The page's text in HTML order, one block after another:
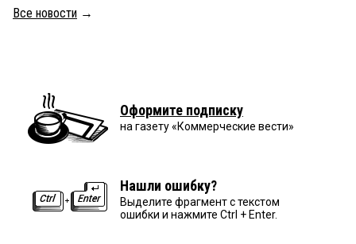
Все новости →
Оформите подписку
на газету «Коммерческие вести»
Нашли ошибку?
Выделите фрагмент с текстом
ошибки и нажмите Ctrl + Enter.